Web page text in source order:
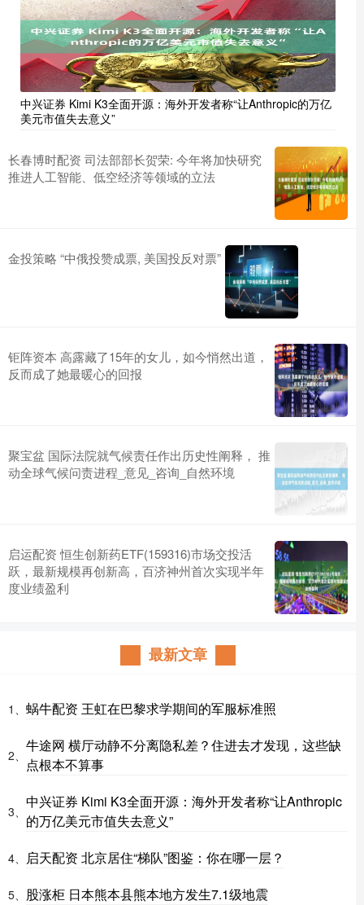
中兴证券 Kimi K3全面开源：海外开发者称“让Anthropic的万亿
美元市值失去意义”
长春博时配资 司法部部长贺荣: 今年将加快研究
推进人工智能、低空经济等领域的立法
金投策略 “中俄投赞成票, 美国投反对票”
钜阵资本 高露藏了15年的女儿，如今悄然出道，
反而成了她最暖心的回报
聚宝盆 国际法院就气候责任作出历史性阐释， 推
动全球气候问责进程_意见_咨询_自然环境
启运配资 恒生创新药ETF(159316)市场交投活
跃，最新规模再创新高，百济神州首次实现半年
度业绩盈利
最新文章
1、 蜗牛配资 王虹在巴黎求学期间的军服标准照
2、
牛途网 横厅动静不分离隐私差？住进去才发现，这些缺
点根本不算事
3、
中兴证券 Kimi K3全面开源：海外开发者称“让Anthropic
的万亿美元市值失去意义”
4、 启天配资 北京居住“梯队”图鉴：你在哪一层？
5、 股涨柜 日本熊本县熊本地方发生7.1级地震